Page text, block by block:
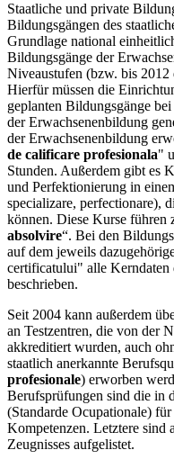
Staatliche und private
Bildungsgängen des
Grundlage national
Bildungsgänge der
Niveaustufen (bzw. bis 2012
Hierfür müssen die
geplanten Bildungsgänge
der Erwachsenenbildung
der Erwachsenenbildung
de calificare profesionala"
Stunden. Außerdem gibt es
und Perfektionierung in
specializare, perfectionare),
können. Diese Kurse führen
absolvire“. Bei den
auf dem jeweils
certificatului" alle Kerndaten
beschrieben.
Seit 2004 kann außerdem
an Testzentren, die von der
akkreditiert wurden, auch
staatlich anerkannte
profesionale) erworben
Berufsprüfungen sind die in
(Standarde Ocupationale)
Kompetenzen. Letztere sind
Zeugnisses aufgelistet.